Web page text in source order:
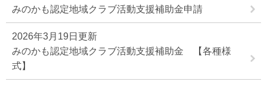
みのかも認定地域クラブ活動支援補助金申請
2026年3月19日更新
みのかも認定地域クラブ活動支援補助金 【各種様
式】